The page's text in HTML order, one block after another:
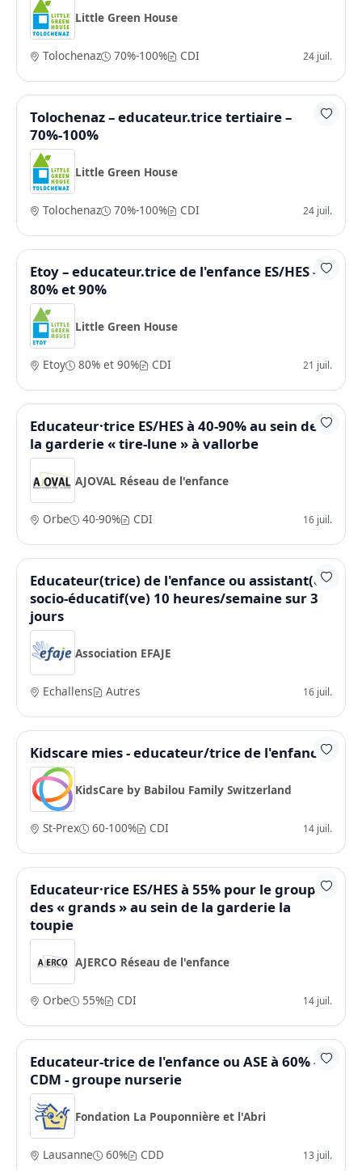
Little Green House
Tolochenaz 70%-100% CDI 24 juil.
Tolochenaz – educateur.trice tertiaire –
70%-100%
Little Green House
Tolochenaz 70%-100% CDI 24 juil.
Etoy – educateur.trice de l'enfance ES/HES –
80% et 90%
Little Green House
Etoy 80% et 90% CDI 21 juil.
Educateur·trice ES/HES à 40-90% au sein de
la garderie « tire-lune » à vallorbe
AJOVAL Réseau de l'enfance
Orbe 40-90% CDI 16 juil.
Educateur(trice) de l'enfance ou assistant(e)
socio-éducatif(ve) 10 heures/semaine sur 3
jours
Association EFAJE
Echallens Autres 16 juil.
Kidscare mies - educateur/trice de l'enfance
KidsCare by Babilou Family Switzerland
St-Prex 60-100% CDI 14 juil.
Educateur·rice ES/HES à 55% pour le groupe
des « grands » au sein de la garderie la
toupie
AJERCO Réseau de l'enfance
Orbe 55% CDI 14 juil.
Educateur-trice de l'enfance ou ASE à 60% -
CDM - groupe nurserie
Fondation La Pouponnière et l'Abri
Lausanne 60% CDD 13 juil.